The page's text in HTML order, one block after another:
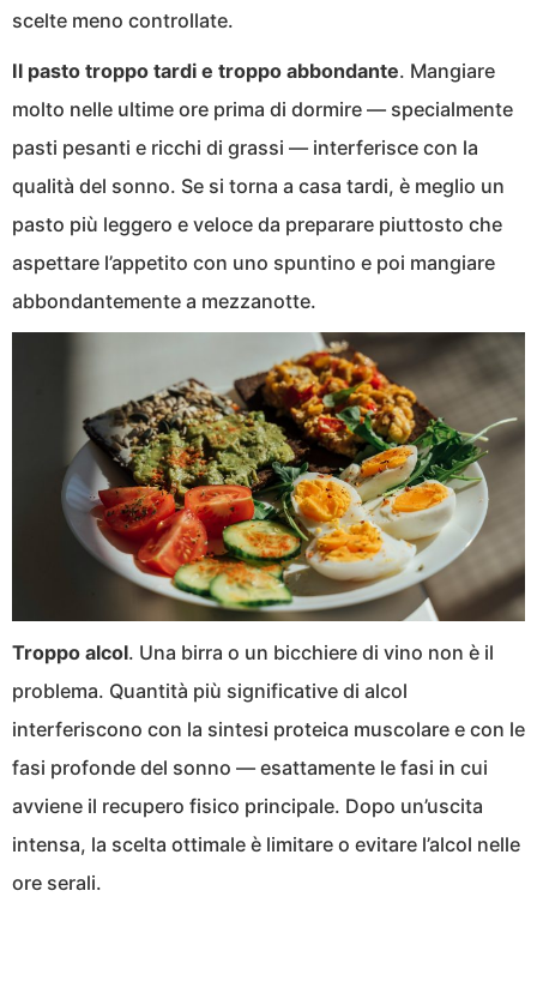
scelte meno controllate.
Il pasto troppo tardi e troppo abbondante. Mangiare
molto nelle ultime ore prima di dormire — specialmente
pasti pesanti e ricchi di grassi — interferisce con la
qualità del sonno. Se si torna a casa tardi, è meglio un
pasto più leggero e veloce da preparare piuttosto che
aspettare l’appetito con uno spuntino e poi mangiare
abbondantemente a mezzanotte.
Troppo alcol. Una birra o un bicchiere di vino non è il
problema. Quantità più significative di alcol
interferiscono con la sintesi proteica muscolare e con le
fasi profonde del sonno — esattamente le fasi in cui
avviene il recupero fisico principale. Dopo un’uscita
intensa, la scelta ottimale è limitare o evitare l’alcol nelle
ore serali.